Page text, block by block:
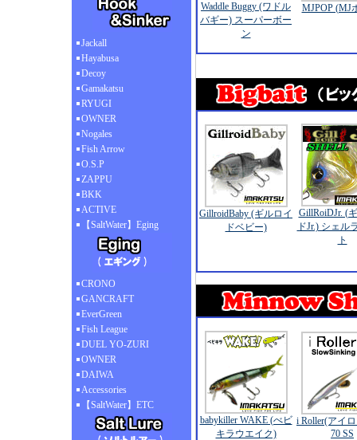
Jackall
Hayabusa
Decoy
Gamakatsu
RYUGI
OWNER
Nogales
Fish Arrow
O.S.P
ZAPPU
BKK
ACTIVE
【SaltWater】Eging
CRONO
GANCRAFT
EverGreen
Fish League
DUEL YO-ZURI
OWNER
DAIWA
Accessories
【SaltWater】ETC
Waddle Buggy (ワドル
バギー) スーパーボー
ン
MJPOP (MJ
GillroidBaby (ギルロイ
ドベビー)
GillRoiDJr. (
ドJr.) シェル
ト
babykiller WAKE (べビ
キラウエイク)
i Roller(アイ
70 SS